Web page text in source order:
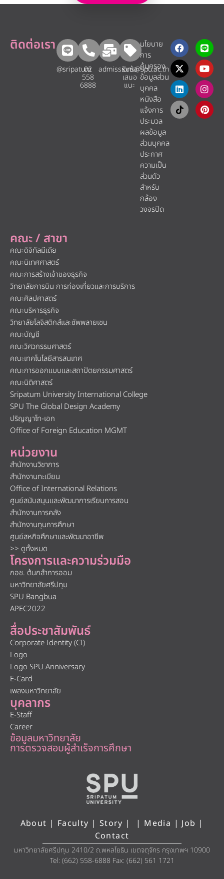
คณะ / สาขา
คณะดิจิทัลมีเดีย
คณะนิเทศศาสตร์
คณะการสร้างเจ้าของธุรกิจ
วิทยาลัยการบิน การท่องเที่ยวและการบริการ
คณะศิลปศาสตร์
คณะบริหารธุรกิจ
วิทยาลัยโลจิสติกส์และซัพพลายเชน
คณะบัญชี
คณะวิศวกรรมศาสตร์
คณะเทคโนโลยีสารสนเทศ
คณะการออกแบบและสถาปัตยกรรมศาสตร์
คณะนิติศาสตร์
Sripatum University International College
SPU The Global Design Academy
ปริญญาโท-เอก
Office of Foreign Education MGMT
หน่วยงาน
สำนักงานวิชาการ
สำนักงานทะเบียน
Office of International Relations
ศูนย์สนับสนุนและพัฒนาการเรียนการสอน
สำนักงานการคลัง
สำนักงานทุนการศึกษา
ศูนย์สหกิจศึกษาและพัฒนาอาชีพ
>> ดูทั้งหมด
โครงการและความร่วมมือ
กอช. ต้นกล้าการออม
มหาวิทยาลัยศรีปทุม
SPU Bangbua
APEC2022
สื่อประชาสัมพันธ์
Corporate Identity (CI)
Logo
Logo SPU Anniversary
E-Card
เพลงมหาวิทยาลัย
บุคลากร
E-Staff
Career
ข้อมูลมหาวิทยาลัย
การตรวจสอบผู้สำเร็จการศึกษา
ติดต่อเรา
@sripatum
02
558
6888
admissions@spu.ac.th
รับข้อ
เสนอ
แนะ​
นโยบาย
การ
คุ้มครอง
ข้อมูลส่วน
บุคคล
หนังสือ
แจ้งการ
ประมวล
ผลข้อมูล
ส่วนบุคคล
ประกาศ
ความเป็น
ส่วนตัว
สำหรับ
กล้อง
วงจรปิด
About | Faculty | Story | | Media |Job |
Contact
มหาวิทยาลัยศรีปทุม 2410/2 ถ.พหลโยธิน เขตจตุจักร กรุงเทพฯ 10900
Tel: (662) 558-6888 Fax: (662) 561 1721